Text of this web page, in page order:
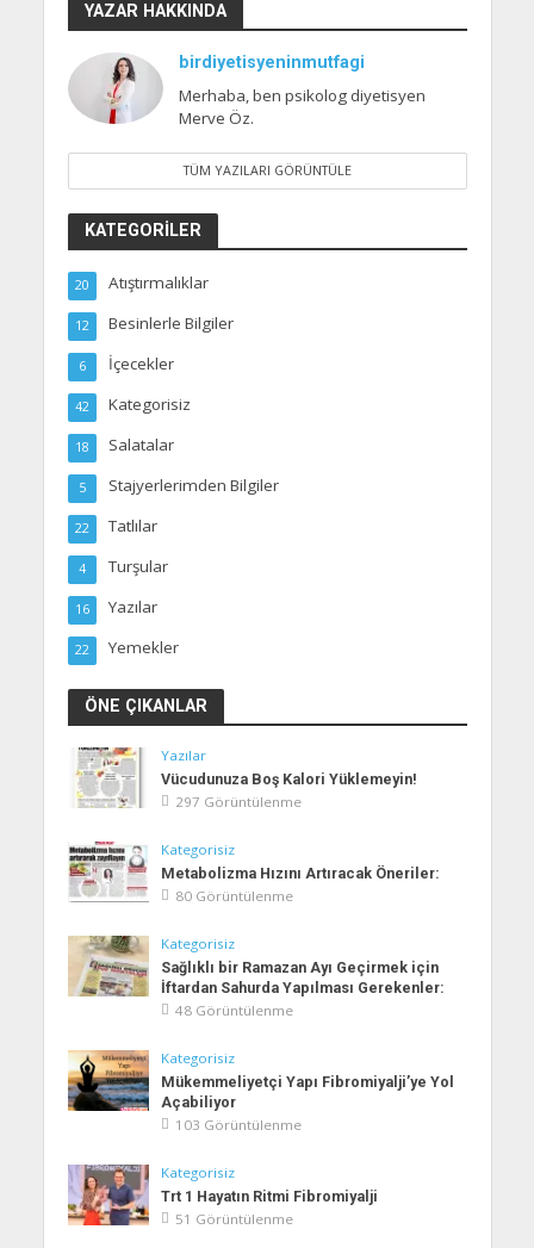
YAZAR HAKKINDA
birdiyetisyeninmutfagi
Merhaba, ben psikolog diyetisyen
Merve Öz.
TÜM YAZILARI GÖRÜNTÜLE
KATEGORILER
Atıştırmalıklar
20
Besinlerle Bilgiler
12
İçecekler
6
Kategorisiz
42
Salatalar
18
Stajyerlerimden Bilgiler
5
Tatlılar
22
Turşular
4
Yazılar
16
Yemekler
22
ÖNE ÇIKANLAR
Yazılar
Vücudunuza Boş Kalori Yüklemeyin!
297 Görüntülenme
Kategorisiz
Metabolizma Hızını Artıracak Öneriler:
80 Görüntülenme
Kategorisiz
Sağlıklı bir Ramazan Ayı Geçirmek için
İftardan Sahurda Yapılması Gerekenler:
48 Görüntülenme
Kategorisiz
Mükemmeliyetçi Yapı Fibromiyalji’ye Yol
Açabiliyor
103 Görüntülenme
Kategorisiz
Trt 1 Hayatın Ritmi Fibromiyalji
51 Görüntülenme